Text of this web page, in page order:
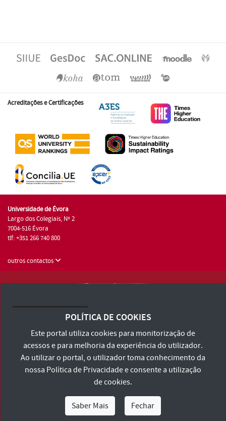
Acreditações e Certificações
Universidade de Évora
Largo dos Colegiais, Nº 2
7004-516 Évora
tlf: +351 266 740 800
outros contactos
Consulte os Termos e Condições e Política de Privacidade
Declaração de Acessibilidade
POLÍTICA DE COOKIES
Este portal utiliza cookies para monitorização de
acessos e para melhoria da experiência do utilizador.
Ao utilizar o portal, o utilizador toma conhecimento da
nossa Política de Privacidadee consente a utilização
de cookies.
Saber Mais Fechar